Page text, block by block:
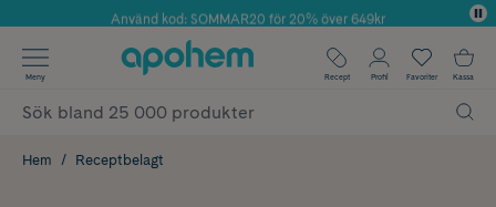
Årets Butik 2025 inom Skönhet
Använd kod: SOMMAR20 för 20% över 649kr
✓ Fri frakt
✓ Poäng på alla köp*
Meny Recept Profil Favoriter Kassa
Hem Receptbelagt